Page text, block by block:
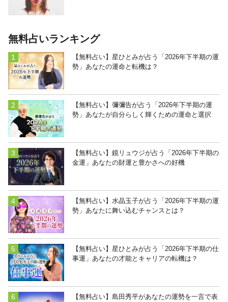
無料占いランキング
【無料占い】星ひとみが占う「2026年下半期の運
勢」あなたの運命と転機は？
【無料占い】彌彌告が占う「2026年下半期の運
勢」あなたが自分らしく輝くための運命と選択
【無料占い】鏡リュウジが占う「2026年下半期の
金運」あなたの財運と豊かさへの好機
【無料占い】水晶玉子が占う「2026年下半期の運
勢」あなたに舞い込むチャンスとは？
【無料占い】星ひとみが占う「2026年下半期の仕
事運」あなたの才能とキャリアの転機は？
【無料占い】島田秀平があなたの運勢を一言で表